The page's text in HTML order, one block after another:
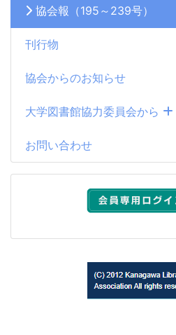
協会報（195～239号）
刊行物
協会からのお知らせ
大学図書館協力委員会から
お問い合わせ